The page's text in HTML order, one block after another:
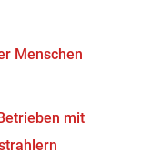
Menschen
mit